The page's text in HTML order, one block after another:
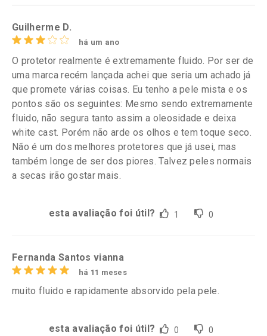
Guilherme D.
há um ano
O protetor realmente é extremamente fluido. Por ser de
uma marca recém lançada achei que seria um achado já
que promete várias coisas. Eu tenho a pele mista e os
pontos são os seguintes: Mesmo sendo extremamente
fluido, não segura tanto assim a oleosidade e deixa
white cast. Porém não arde os olhos e tem toque seco.
Não é um dos melhores protetores que já usei, mas
também longe de ser dos piores. Talvez peles normais
a secas irão gostar mais.
esta avaliação foi útil? 1 0
Fernanda Santos vianna
há 11 meses
muito fluido e rapidamente absorvido pela pele.
esta avaliação foi útil? 0 0